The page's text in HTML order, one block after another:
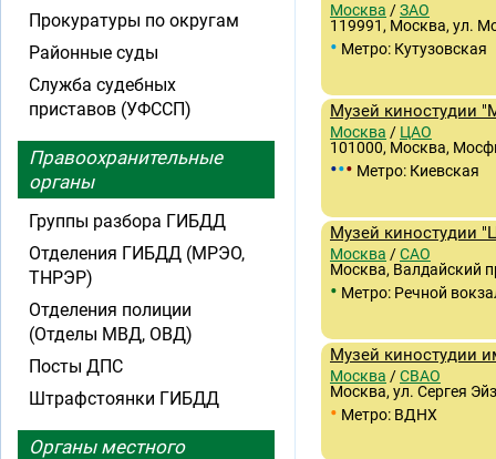
Москва /ЗАО
119991, Москва, ул.
• Метро: Кутузовская
Музей киностудии
Москва / ЦАО
101000, Москва,
••• Метро: Киевская
Музей киностудии
Москва /САО
Москва, Валдайский
• Метро: Речной
Музей киностудии
Москва /СВАО
Москва, ул. Сергея
• Метро: ВДНХ
Прокуратуры по округам
Районные суды
Служба судебных
приставов (УФССП)
Правоохранительные
органы
Группы разбора ГИБДД
Отделения ГИБДД (МРЭО,
ТНРЭР)
Отделения полиции
(Отделы МВД, ОВД)
Посты ДПС
Штрафстоянки ГИБДД
Органы местного